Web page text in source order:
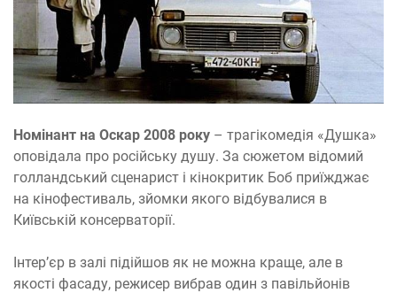
Номінант на Оскар 2008 року – трагікомедія «Душка»
оповідала про російську душу. За сюжетом відомий
голландський сценарист і кінокритик Боб приїжджає
на кінофестиваль, зйомки якого відбувалися в
Київській консерваторії.
Інтер’єр в залі підійшов як не можна краще, але в
якості фасаду, режисер вибрав один з павільйонів